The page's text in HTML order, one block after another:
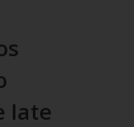
Iate